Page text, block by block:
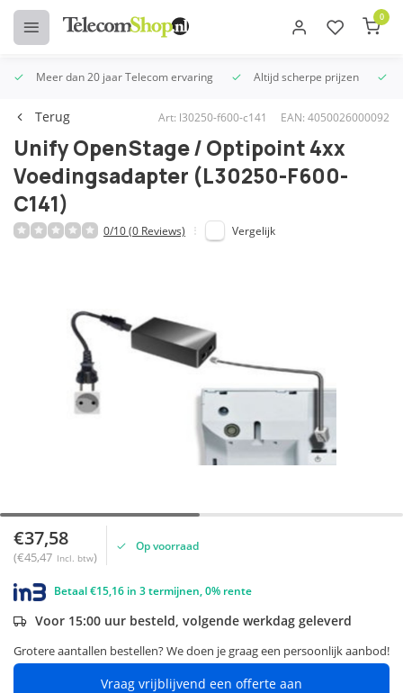
0
Meer dan 20 jaar Telecom ervaring Altijd scherpe prijzen
Terug Art: l30250-f600-c141 EAN: 4050026000092
Unify OpenStage / Optipoint 4xx
Voedingsadapter (L30250-F600-
C141)
0/10 (0 Reviews) Vergelijk
€37,58
(€45,47 Incl. btw)
Op voorraad
Betaal €15,16 in 3 termijnen, 0% rente
Voor 15:00 uur besteld, volgende werkdag geleverd
Grotere aantallen bestellen? We doen je graag een persoonlijk aanbod!
Vraag vrijblijvend een offerte aan